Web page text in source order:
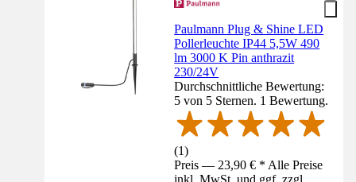
Paulmann Plug & Shine LED
Pollerleuchte IP44 5,5W 490
lm 3000 K Pin anthrazit
230/24V
Durchschnittliche Bewertung:
5 von 5 Sternen. 1 Bewertung.
(1)
Preis — 23,90 € * Alle Preise
inkl. MwSt. und ggf. zzgl.